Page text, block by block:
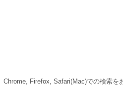
Chrome, Firefox, Safari(Mac)での検索を